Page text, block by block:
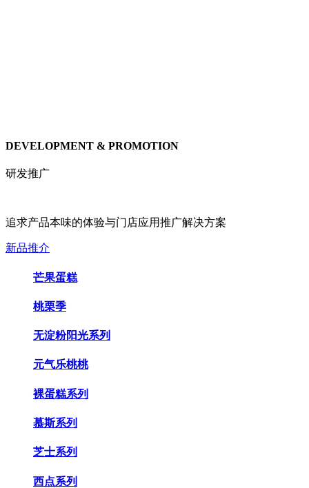
DEVELOPMENT & PROMOTION
研发推广
追求产品本味的体验与门店应用推广解决方案
新品推介
芒果蛋糕
桃栗季
无淀粉阳光系列
元气乐桃桃
裸蛋糕系列
慕斯系列
芝士系列
西点系列